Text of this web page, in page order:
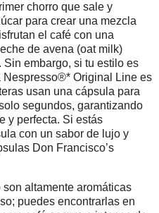
chorro que sale y
para crear una mezcla
el café con una
de avena (oat milk)
embargo, si tu estilo es
Nespresso®* Original Line es
usan una cápsula para
segundos, garantizando
y perfecta. Si estás
con un sabor de lujo y
Don Francisco’s
altamente aromáticas
puedes encontrarlas en